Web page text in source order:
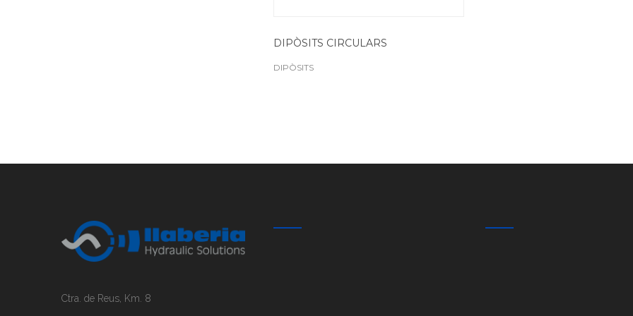
DIPÒSITS CIRCULARS
DIPÒSITS
Ctra. de Reus, Km. 8